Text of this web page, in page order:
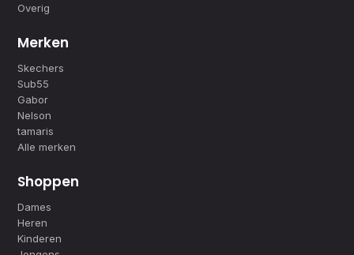
Overig
Merken
Skechers
Sub55
Gabor
Nelson
tamaris
Alle merken
Shoppen
Dames
Heren
Kinderen